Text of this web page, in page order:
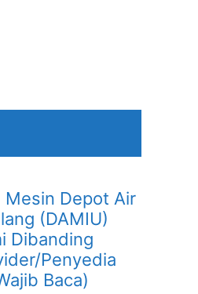
Mesin Depot Air
(DAMIU)
Dibanding
Penyedia
Baca)